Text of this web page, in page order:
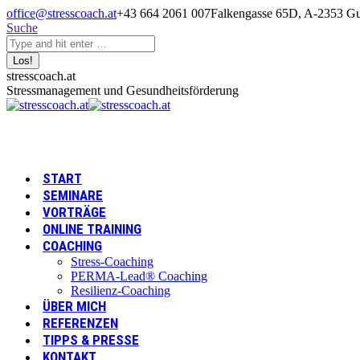
Zum
Inhalt
springen
office@stresscoach.at+43 664 2061 007Falkengasse 65D, A-2353
Search:
Suche
Linkedin
page
opens
XING
page
opens
YouTube
page
opens
stresscoach.at
Stressmanagement und Gesundheitsförderung
START
SEMINARE
VORTRÄGE
ONLINE TRAINING
COACHING
Stress-Coaching
PERMA-Lead® Coaching
Resilienz-Coaching
ÜBER MICH
REFERENZEN
TIPPS & PRESSE
KONTAKT